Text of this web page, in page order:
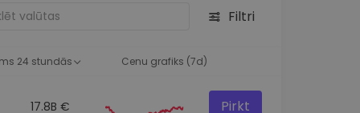
Filtri
24 stundās Cenu grafiks (7d)
17.8B € Pirkt